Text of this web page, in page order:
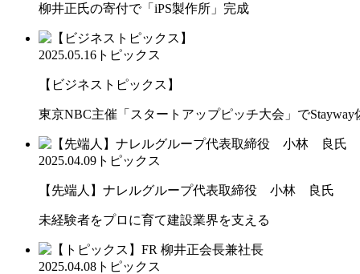
柳井正氏の寄付で「iPS製作所」完成
2025.05.16 トピックス
【ビジネストピックス】
東京NBC主催「スタートアップピッチ大会」でStayway
2025.04.09 トピックス
【先端人】ナレルグループ代表取締役 小林 良氏
未経験者をプロに育て建設業界を支える
2025.04.08 トピックス